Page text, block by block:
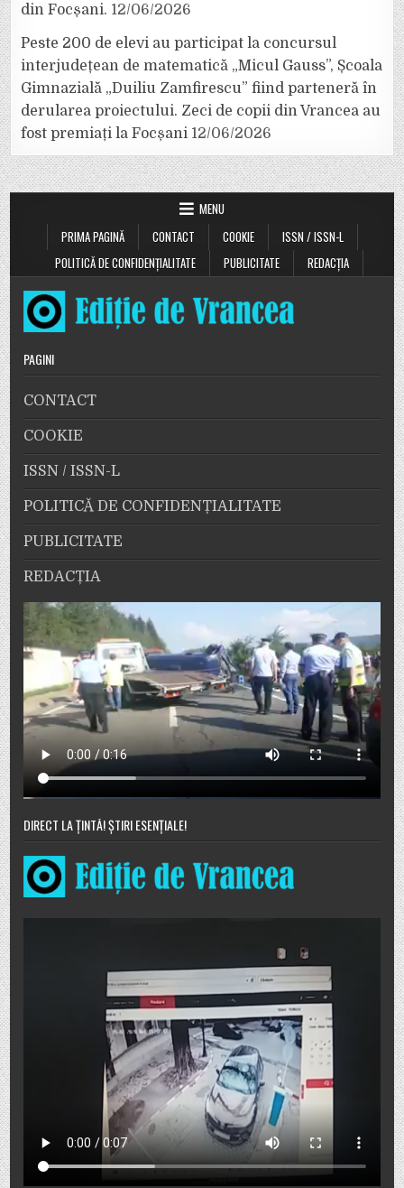
din Focșani. 12/06/2026
Peste 200 de elevi au participat la concursul
interjudețean de matematică „Micul Gauss”, Școala
Gimnazială „Duiliu Zamfirescu” fiind parteneră în
derularea proiectului. Zeci de copii din Vrancea au
fost premiați la Focșani 12/06/2026
MENU
PRIMA PAGINĂ
CONTACT COOKIE
ISSN / ISSN-L
POLITICĂ DE CONFIDENȚIALITATE
PUBLICITATE REDACȚIA
PAGINI
CONTACT
COOKIE
ISSN / ISSN-L
POLITICĂ DE CONFIDENȚIALITATE
PUBLICITATE
REDACȚIA
DIRECT LA ȚINTĂ! ȘTIRI ESENȚIALE!